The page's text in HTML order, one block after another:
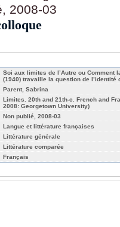
2008-03
Soi aux limites de l’Autre ou Comment
(1940) travaille la question de l’identité
Parent, Sabrina
Limites. 20th and 21th-c. French and
2008: Georgetown University)
Non publié, 2008-03
Langue et littérature françaises
Littérature générale
Littérature comparée
Français